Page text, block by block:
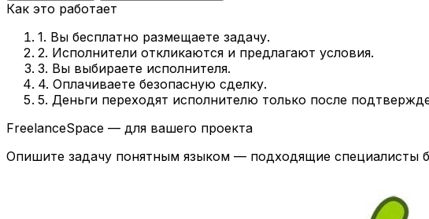
Как это работает
1. Вы бесплатно размещаете задачу.
2. Исполнители откликаются и предлагают условия.
3. Вы выбираете исполнителя.
4. Оплачиваете безопасную сделку.
5. Деньги переходят исполнителю только после
FreelanceSpace — для вашего проекта
Опишите задачу понятным языком — подходящие специалисты